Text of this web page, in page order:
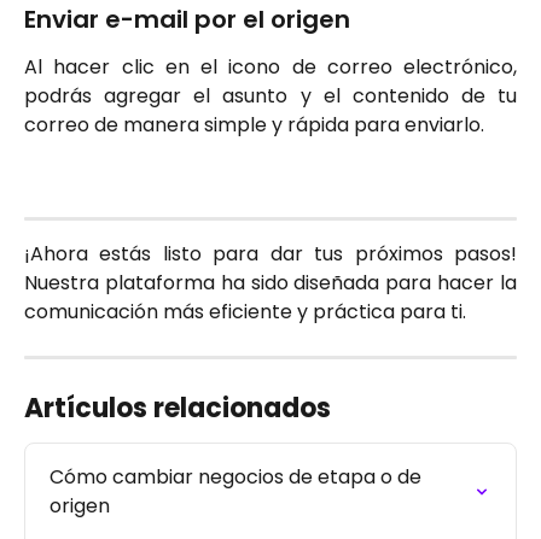
Enviar e-mail por el origen
Al hacer clic en el icono de correo electrónico,
podrás agregar el asunto y el contenido de tu
correo de manera simple y rápida para enviarlo.
¡Ahora estás listo para dar tus próximos pasos!
Nuestra plataforma ha sido diseñada para hacer la
comunicación más eficiente y práctica para ti.
Artículos relacionados
Cómo cambiar negocios de etapa o de
origen